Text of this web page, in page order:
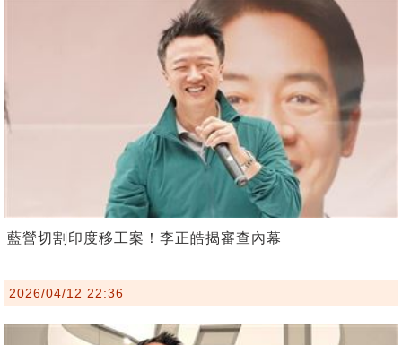
藍營切割印度移工案！李正皓揭審查內幕
2026/04/12 22:36